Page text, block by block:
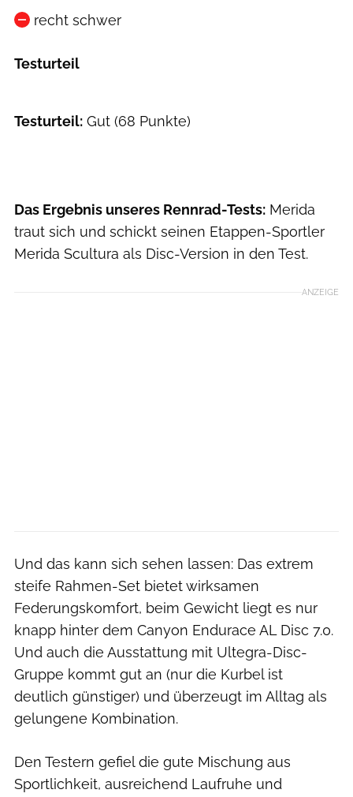
recht schwer
Testurteil
Testurteil: Gut (68 Punkte)
Das Ergebnis unseres Rennrad-Tests: Merida
traut sich und schickt seinen Etappen-Sportler
Merida Scultura als Disc-Version in den Test.
ANZEIGE
Und das kann sich sehen lassen: Das extrem
steife Rahmen-Set bietet wirksamen
Federungskomfort, beim Gewicht liegt es nur
knapp hinter dem Canyon Endurace AL Disc 7.0.
Und auch die Ausstattung mit Ultegra-Disc-
Gruppe kommt gut an (nur die Kurbel ist
deutlich günstiger) und überzeugt im Alltag als
gelungene Kombination.
Den Testern gefiel die gute Mischung aus
Sportlichkeit, ausreichend Laufruhe und